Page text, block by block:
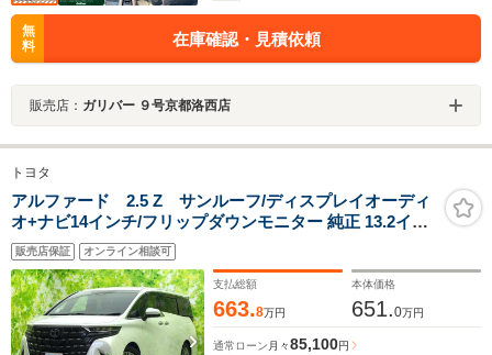
無
料
在庫確認・見積依頼
販売店： ガリバー ９号京都洛西店
トヨタ
アルファード 2.5 Z サンルーフ/ディスプレイオーディ
オ+ナビ14インチ/フリップダウンモニター 純正 13.2イン
チ/デジタルインナーミラー/トヨタセーフティセンス/両側
電動スライドドア
販売店保証 オンライン相談可
支払総額
663.8万円
本体価格
651.0万円
通常ローン 月々85,100円